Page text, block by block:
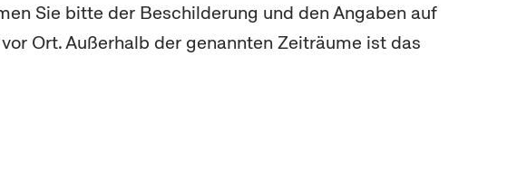
Sie bitte der Beschilderung und den Angaben auf
Ort. Außerhalb der genannten Zeiträume ist das